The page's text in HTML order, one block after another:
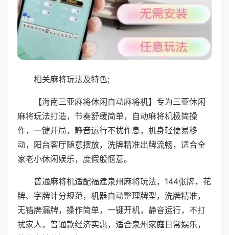
相关麻将玩法及特色;
【海南三亚麻将休闲自动麻将机】专为三亚休闲
麻将玩法打造，节奏舒缓简单，自动麻将机极简操
作，一键开局，静音运行不扰作息，机身轻便易移
动，阳台客厅随意摆放，洗牌精准出牌流畅，适合全
家老小休闲娱乐，度假般惬意。
普通麻将机适配福建泉州麻将玩法，144张牌，花
牌、字牌计分规范，机器自动整理牌型，洗牌精准，
无错牌漏牌，操作简单，一键开机，静音运行，不打
扰家人，普通款经济实惠，适合泉州家庭日常娱乐，